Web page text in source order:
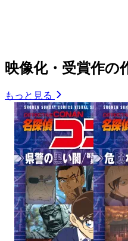
映像化・受賞作の
もっと見る